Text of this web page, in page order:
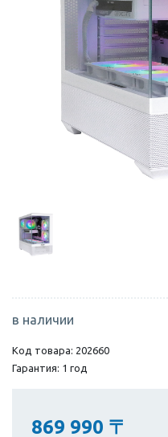
в наличии
Код товара: 202660
Гарантия: 1 год
869 990 〒